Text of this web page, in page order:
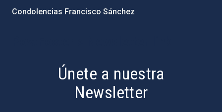
Condolencias Francisco Sánchez
Únete a nuestra
Newsletter